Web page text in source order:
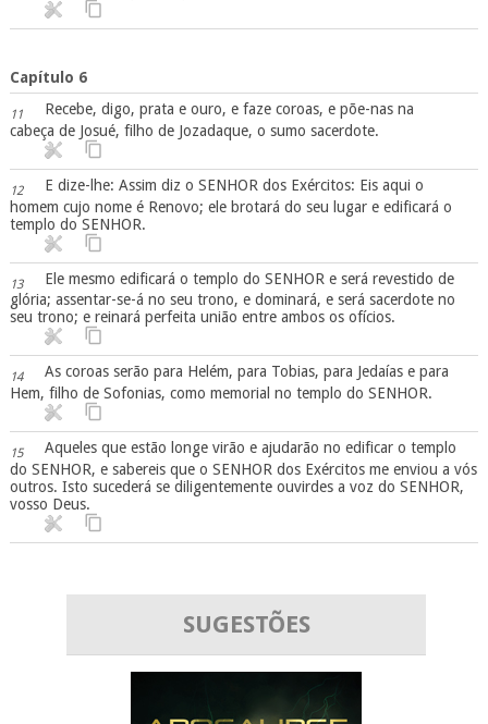
Capítulo 6
11
Recebe, digo, prata e ouro, e faze coroas, e põe-nas na
cabeça de Josué, filho de Jozadaque, o sumo sacerdote.
12
E dize-lhe: Assim diz o SENHOR dos Exércitos: Eis aqui o
homem cujo nome é Renovo; ele brotará do seu lugar e edificará o
templo do SENHOR.
13
Ele mesmo edificará o templo do SENHOR e será revestido de
glória; assentar-se-á no seu trono, e dominará, e será sacerdote no
seu trono; e reinará perfeita união entre ambos os ofícios.
14
As coroas serão para Helém, para Tobias, para Jedaías e para
Hem, filho de Sofonias, como memorial no templo do SENHOR.
15
Aqueles que estão longe virão e ajudarão no edificar o templo
do SENHOR, e sabereis que o SENHOR dos Exércitos me enviou a vós
outros. Isto sucederá se diligentemente ouvirdes a voz do SENHOR,
vosso Deus.
SUGESTÕES